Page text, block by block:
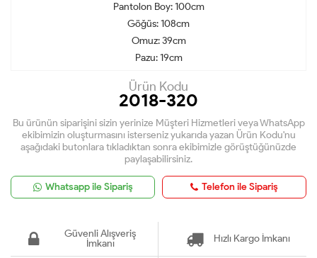
Pantolon Boy: 100cm
Göğüs: 108cm
Omuz: 39cm
Pazu: 19cm
Ürün Kodu
2018-320
Bu ürünün siparişini sizin yerinize Müşteri Hizmetleri veya WhatsApp
ekibimizin oluşturmasını isterseniz yukarıda yazan Ürün Kodu'nu
aşağıdaki butonlara tıkladıktan sonra ekibimizle görüştüğünüzde
paylaşabilirsiniz.
Whatsapp ile Sipariş Telefon ile Sipariş
Güvenli Alışveriş
İmkanı
Hızlı Kargo İmkanı